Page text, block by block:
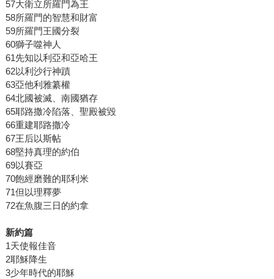
57大衛立所羅門為王
58所羅門的智慧和財富
59所羅門王國分裂
60獅子噬神人
61先知以利亞和亞哈王
62以利沙行神蹟
63亞他利雅纂權
64北國被滅、南國猶存
65耶路撒冷陷落、聖殿被毀
66重建耶路撒冷
67王后以斯帖
68堅持真理的約伯
69以賽亞
70飽經磨難的耶利米
71但以理釋夢
72在魚腹三日的約拿
新約篇
1天使報佳音
2耶穌降生
3少年時代的耶穌